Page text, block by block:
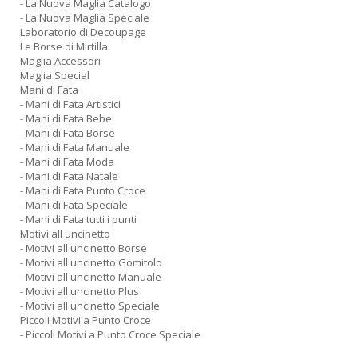
- La Nuova Maglia Catalogo
- La Nuova Maglia Speciale
Laboratorio di Decoupage
Le Borse di Mirtilla
Maglia Accessori
Maglia Special
Mani di Fata
- Mani di Fata Artistici
- Mani di Fata Bebe
- Mani di Fata Borse
- Mani di Fata Manuale
- Mani di Fata Moda
- Mani di Fata Natale
- Mani di Fata Punto Croce
- Mani di Fata Speciale
- Mani di Fata tutti i punti
Motivi all uncinetto
- Motivi all uncinetto Borse
- Motivi all uncinetto Gomitolo
- Motivi all uncinetto Manuale
- Motivi all uncinetto Plus
- Motivi all uncinetto Speciale
Piccoli Motivi a Punto Croce
- Piccoli Motivi a Punto Croce Speciale